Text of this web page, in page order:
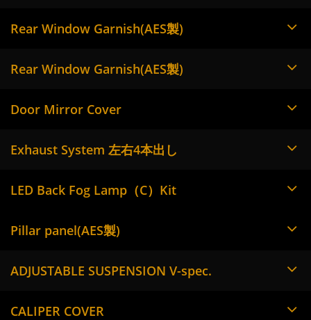
Rear Window Garnish(AES製)
Rear Window Garnish(AES製)
Door Mirror Cover
Exhaust System 左右4本出し
LED Back Fog Lamp（C）Kit
Pillar panel(AES製)
ADJUSTABLE SUSPENSION V-spec.
CALIPER COVER